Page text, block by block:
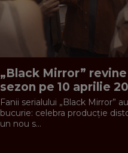
„Black Mirror”
sezon pe 10 aprilie
Fanii serialului „Black Mirror”
bucurie: celebra producție
un nou s...